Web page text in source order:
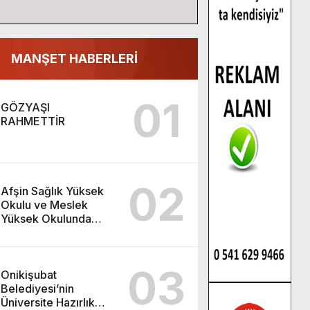
MANŞET HABERLERİ
GÖZYAŞI
RAHMETTİR
01
Afşin Sağlık Yüksek
Okulu ve Meslek
Yüksek Okulunda
02
Onikişubat
Belediyesi’nin
Üniversite Hazırlık
03